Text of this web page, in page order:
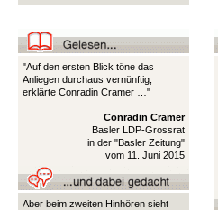
"Auf den ersten Blick töne das
Anliegen durchaus vernünftig,
erklärte Conradin Cramer …"
Conradin Cramer
Basler LDP-Grossrat
in der "Basler Zeitung"
vom 11. Juni 2015
Aber beim zweiten Hinhören sieht